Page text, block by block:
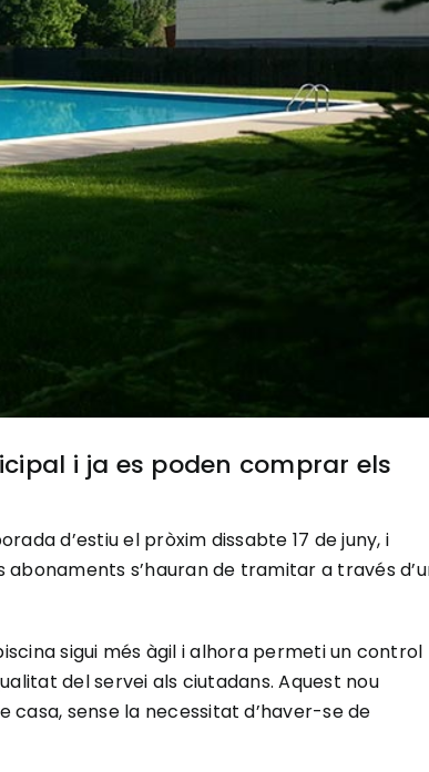
i ja es poden comprar els
d’estiu el pròxim dissabte 17 de juny, i
s’hauran de tramitar a través
sigui més àgil i alhora permeti un control
del servei als ciutadans. Aquest nou
sense la necessitat d’haver-se de